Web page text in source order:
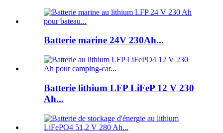
Batterie marine 24V 230Ah...
Batterie lithium LFP LiFeP 12 V 230
Ah...